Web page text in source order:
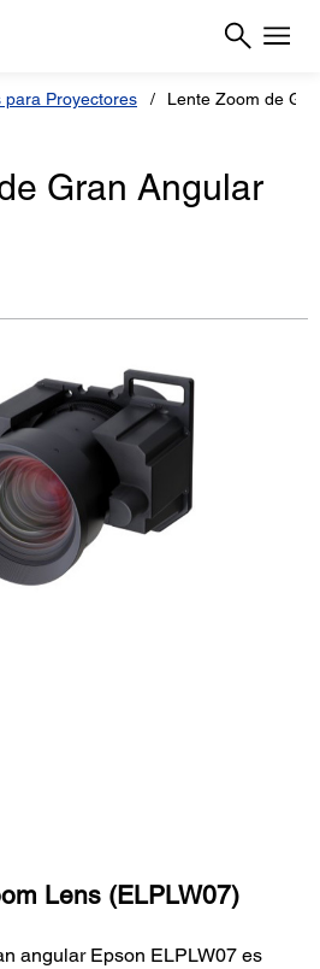
para Proyectores Lente Zoom de
Gran Angular
Lens (ELPLW07)
angular Epson ELPLW07 es